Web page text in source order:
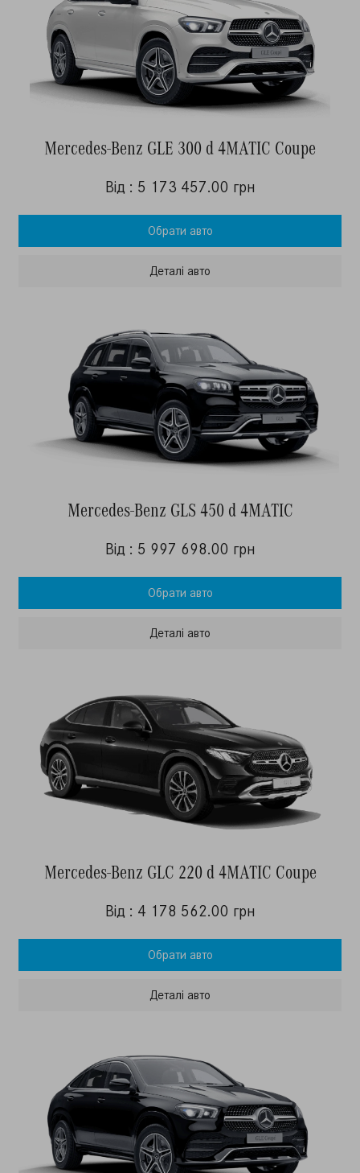
Mercedes-Benz GLE 300 d 4MATIC Coupe
Від : 5 173 457.00 грн
Обрати авто
Деталi авто
Mercedes-Benz GLS 450 d 4MATIC
Від : 5 997 698.00 грн
Обрати авто
Деталi авто
Mercedes-Benz GLC 220 d 4MATIC Coupe
Від : 4 178 562.00 грн
Обрати авто
Деталi авто